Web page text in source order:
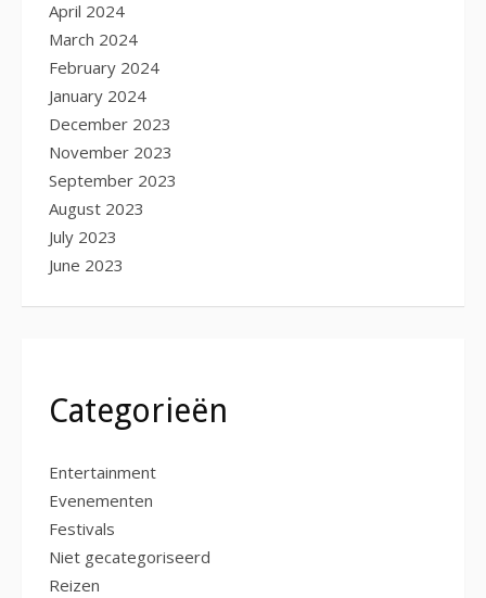
April 2024
March 2024
February 2024
January 2024
December 2023
November 2023
September 2023
August 2023
July 2023
June 2023
Categorieën
Entertainment
Evenementen
Festivals
Niet gecategoriseerd
Reizen